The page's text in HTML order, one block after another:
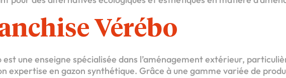
Vérébo
est une enseigne spécialisée dans l’aménagement extérieur,
expertise en gazon synthétique. Grâce à une gamme variée de